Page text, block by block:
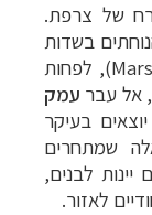
של צרפת.
בשדות
), לפחות
אל עבר עמק
בעיקר
שמתחרים
לבנים,
לאזור.